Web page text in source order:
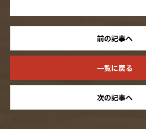
前の記事へ
一覧に戻る
次の記事へ